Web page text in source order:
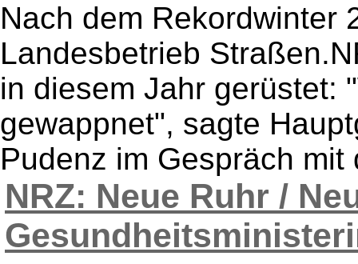
Nach dem Rekordwinter
Landesbetrieb
in diesem Jahr gerüstet:
gewappnet", sagte
Pudenz im Gespräch mit
NRZ: Neue Ruhr /